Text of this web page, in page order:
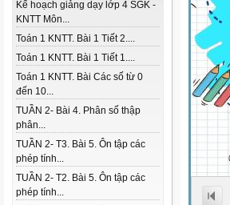
Kế hoạch giảng dạy lớp 4 SGK -
KNTT Môn...
Toán 1 KNTT. Bài 1 Tiết 2....
Toán 1 KNTT. Bài 1 Tiết 1....
Toán 1 KNTT. Bài Các số từ 0
đến 10...
TUẦN 2- Bài 4. Phân số thập
phân...
TUẦN 2- T3. Bài 5. Ôn tập các
phép tính...
TUẦN 2- T2. Bài 5. Ôn tập các
phép tính...